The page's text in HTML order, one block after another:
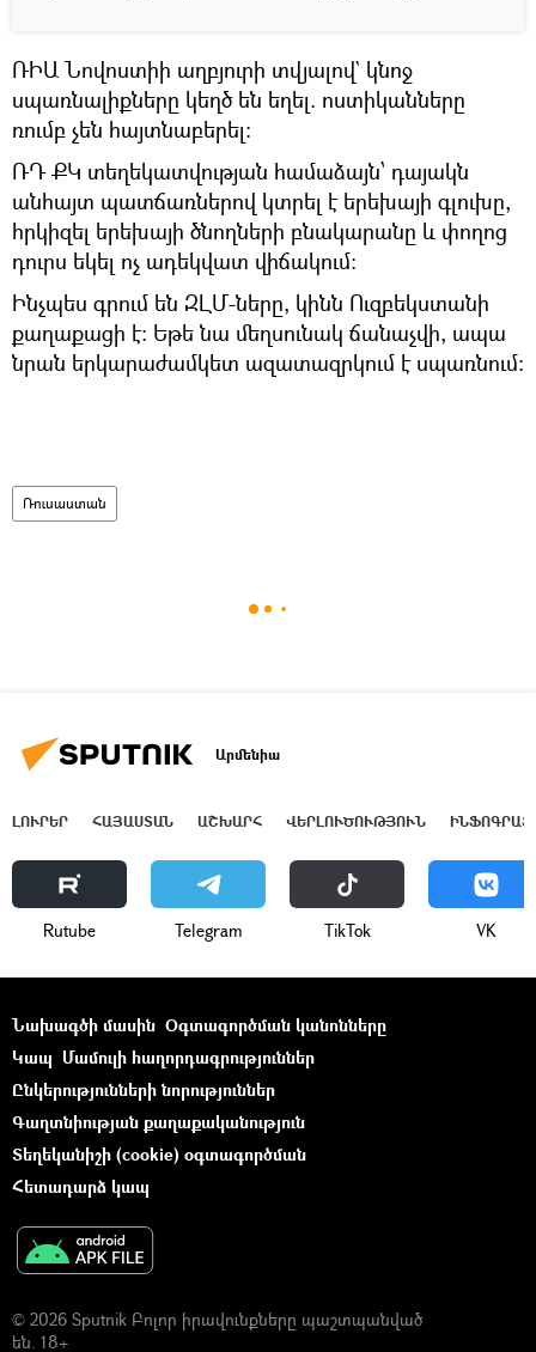
ՌԻԱ Նովոստիի աղբյուրի տվյալով` կնոջ
սպառնալիքները կեղծ են եղել. ոստիկանները
ռումբ չեն հայտնաբերել։
ՌԴ ՔԿ տեղեկատվության համաձայն՝ դայակն
անհայտ պատճառներով կտրել է երեխայի գլուխը,
հրկիզել երեխայի ծնողների բնակարանը և փողոց
դուրս եկել ոչ ադեկվատ վիճակում։
Ինչպես գրում են ԶԼՄ-ները, կինն Ուզբեկստանի
քաղաքացի է: Եթե նա մեղսունակ ճանաչվի, ապա
նրան երկարաժամկետ ազատազրկում է սպառնում։
Ռուսաստան
Արմենիա
ԼՈՒՐԵՐ ՀԱՅԱՍՏԱՆ ԱՇԽԱՐՀ ՎԵՐԼՈՒԾՈՒԹՅՈՒՆ
Rutube Telegram ТikТоk VK
Նախագծի մասին Օգտագործման կանոնները
Կապ Մամուլի հաղորդագրություններ
Ընկերությունների նորություններ
Գաղտնիության քաղաքականություն
Տեղեկանիշի (cookie) օգտագործման
Հետադարձ կապ
© 2026 Sputnik Բոլոր իրավունքները պաշտպանված
են. 18+